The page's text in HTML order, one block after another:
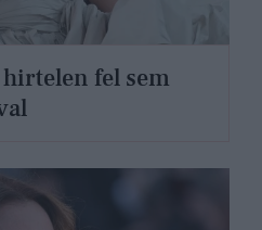
fel sem